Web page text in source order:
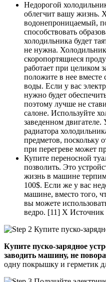
Недорогой
облегчит вашу жизнь.
водонепроницаемый,
способствовать
холодильника будет
не нужна.
скоропортящиеся
работает при целиком
положите в нее вместе
воды. Если у вас
нужно будет
поэтому лучше не
салоне. Используйте
заведенном двигателе.
радиатора
предметов, поскольку
при перегреве может
Купите переносной
позволить. Это
жизнь в машине
100$. Если же у вас
машине, вместо того,
вы можете
ведро. [11] X
Купите пуско-зарядное
заводить машину, не
одну покрышку и герметик